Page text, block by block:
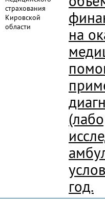
страхования
Кировской
области
на
год.